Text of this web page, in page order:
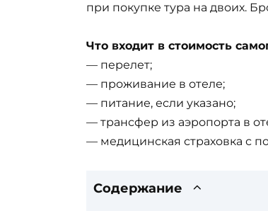
при покупке тура на двоих.
Что входит в стоимость
— перелет;
— проживание в отеле;
— питание, если указано;
— трансфер из аэропорта в
— медицинская страховка с
Содержание